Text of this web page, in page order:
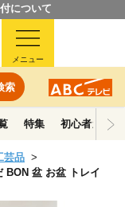
について
索
メニュー
特集 初心者ガイド
芸品
BON 盆 お盆 トレイ